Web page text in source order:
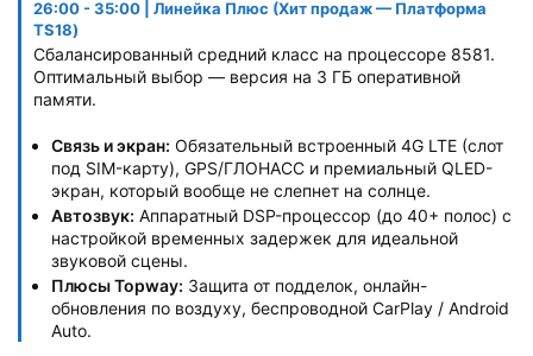
26:00 - 35:00 | Линейка Плюс (Хит продаж — Платформа
TS18)
Сбалансированный средний класс на процессоре 8581.
Оптимальный выбор — версия на 3 ГБ оперативной
памяти.
Связь и экран: Обязательный встроенный 4G LTE (слот
под SIM-карту), GPS/ГЛОНАСС и премиальный QLED-
экран, который вообще не слепнет на солнце.
Автозвук: Аппаратный DSP-процессор (до 40+ полос) с
настройкой временных задержек для идеальной
звуковой сцены.
Плюсы Topway: Защита от подделок, онлайн-
обновления по воздуху, беспроводной CarPlay / Android
Auto.